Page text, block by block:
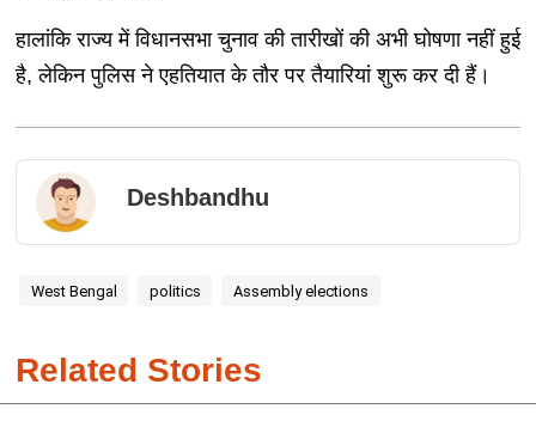
हालांकि राज्य में विधानसभा चुनाव की तारीखों की अभी घोषणा नहीं हुई
है, लेकिन पुलिस ने एहतियात के तौर पर तैयारियां शुरू कर दी हैं।
Deshbandhu
West Bengal politics Assembly elections
Related Stories